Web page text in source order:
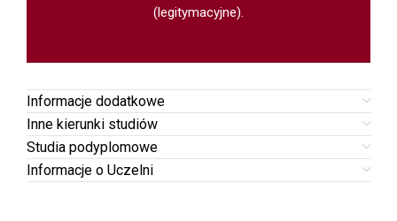
(legitymacyjne).
Informacje dodatkowe
Inne kierunki studiów
Studia podyplomowe
Informacje o Uczelni